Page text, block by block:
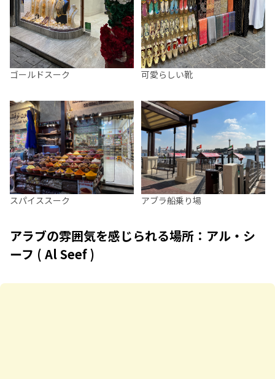
ゴールドスーク 可愛らしい靴
スパイススーク アブラ船乗り場
アラブの雰囲気を感じられる場所：アル・シ
ーフ ( Al Seef )